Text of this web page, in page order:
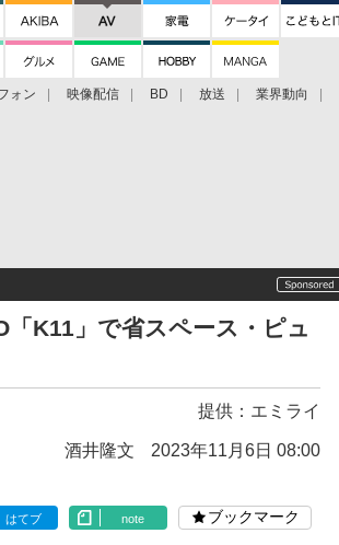
ォン 映像配信 BD 放送 業界動向
K11」で省スペース・ピュ
提供： エミライ
酒井隆文 2023年11月6日 08:00
はてブ note ブックマーク